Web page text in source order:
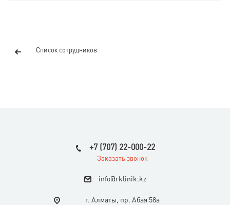
Список сотрудников
+7 (707) 22-000-22
Заказать звонок
info@rklinik.kz
г. Алматы, пр. Абая 58а